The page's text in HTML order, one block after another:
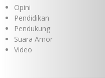
Opini
Pendidikan
Pendukung
Suara Amor
Video